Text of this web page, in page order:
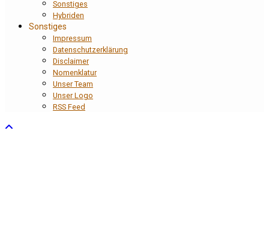
Sonstiges
Hybriden
Sonstiges
Impressum
Datenschutzerklärung
Disclaimer
Nomenklatur
Unser Team
Unser Logo
RSS Feed